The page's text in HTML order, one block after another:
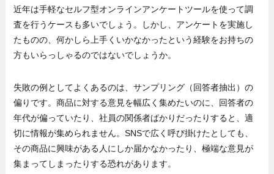
近年は手軽なセルフ型オンラインアンケートツールを使って調
査を行うケースも多いでしょう。しかし、アンケートを実施し
たものの、何かしら上手くいかなかったという経験をお持ちの
方もいらっしゃるのではないでしょうか。
失敗の例としてよくあるのは、サンプリング（回答者抽出）の
偏りです。商品に対する意見を幅広く集めたいのに、回答者の
年代が偏っていたり、社員の関係者ばかりだったりすると、適
切に情報が集められません。SNSで広く呼び掛けたとしても、
その商品に興味がある人にしか届かなかったり、極端な意見が
集まってしまったりする恐れがあります。